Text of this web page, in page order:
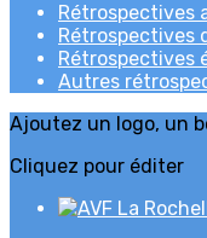
Rétrospectives
Rétrospectives
Rétrospectives
Autres
Ajoutez un logo, un
Cliquez pour éditer